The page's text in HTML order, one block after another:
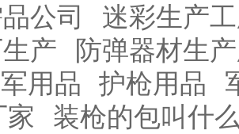
公司
迷彩生产
产
防弹器材生
用品 护枪用品
家
装枪的包叫什